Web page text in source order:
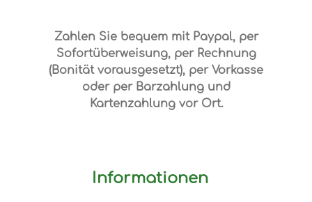
Zahlen Sie bequem mit Paypal, per
Sofortüberweisung, per Rechnung
(Bonität vorausgesetzt), per Vorkasse
oder per Barzahlung und
Kartenzahlung vor Ort.
Informationen